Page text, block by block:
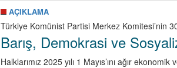
AÇIKLAMA
Türkiye Komünist Partisi Merkez Komitesi’nin
Barış, Demokrasi ve
Halklarımız 2025 yılı 1 Mayıs’ını ağır